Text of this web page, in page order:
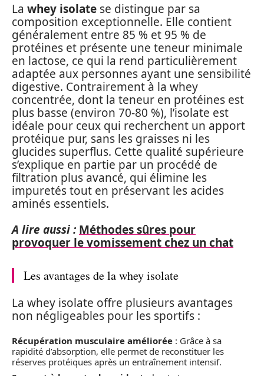
La whey isolate se distingue par sa
composition exceptionnelle. Elle contient
généralement entre 85 % et 95 % de
protéines et présente une teneur minimale
en lactose, ce qui la rend particulièrement
adaptée aux personnes ayant une sensibilité
digestive. Contrairement à la whey
concentrée, dont la teneur en protéines est
plus basse (environ 70-80 %), l’isolate est
idéale pour ceux qui recherchent un apport
protéique pur, sans les graisses ni les
glucides superflus. Cette qualité supérieure
s’explique en partie par un procédé de
filtration plus avancé, qui élimine les
impuretés tout en préservant les acides
aminés essentiels.
A lire aussi : Méthodes sûres pour
provoquer le vomissement chez un chat
Les avantages de la whey isolate
La whey isolate offre plusieurs avantages
non négligeables pour les sportifs :
Récupération musculaire améliorée : Grâce à sa
rapidité d’absorption, elle permet de reconstituer les
réserves protéiques après un entraînement intensif.